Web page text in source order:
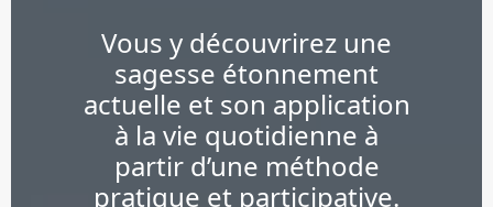
Vous y découvrirez une
sagesse étonnement
actuelle et son application
à la vie quotidienne à
partir d’une méthode
pratique et participative.